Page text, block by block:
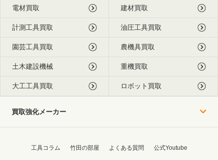
電材買取 建材買取
計測工具買取 油圧工具買取
園芸工具買取 農機具買取
土木建設機械 重機買取
大工工具買取 ロボット買取
買取強化メーカー
工具コラム 竹田の部屋 よくある質問 公式Youtube